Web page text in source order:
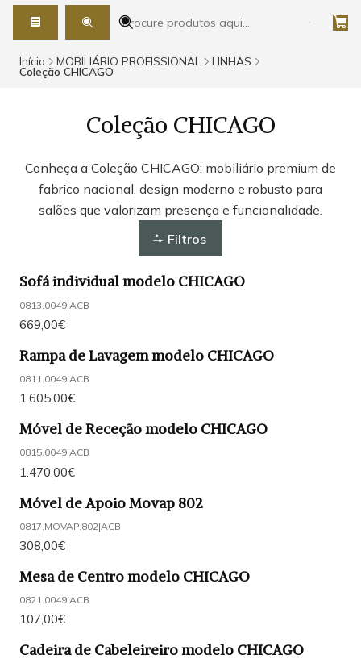
Início MOBILIÁRIO PROFISSIONAL LINHAS
Coleção CHICAGO
Coleção CHICAGO
Conheça a Coleção CHICAGO: mobiliário premium de
fabrico nacional, design moderno e robusto para
salões que valorizam presença e funcionalidade.
Filtros
Sofá individual modelo CHICAGO
0813.0049|ACB
669,00€
Rampa de Lavagem modelo CHICAGO
0811.0049|ACB
1.605,00€
Móvel de Receção modelo CHICAGO
0815.0049|ACB
1.470,00€
Móvel de Apoio Movap 802
0817.MOVAP.802|ACB
308,00€
Mesa de Centro modelo CHICAGO
0821.0049|ACB
107,00€
Cadeira de Cabeleireiro modelo CHICAGO